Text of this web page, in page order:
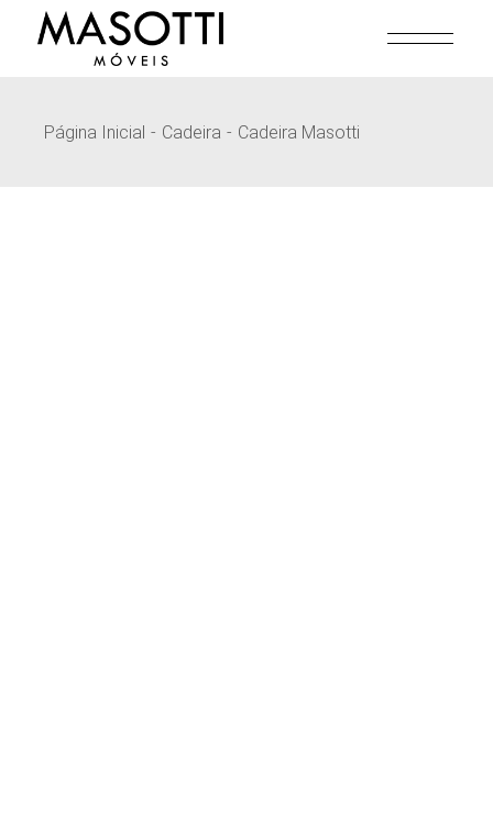
Página Inicial Cadeira Cadeira Masotti